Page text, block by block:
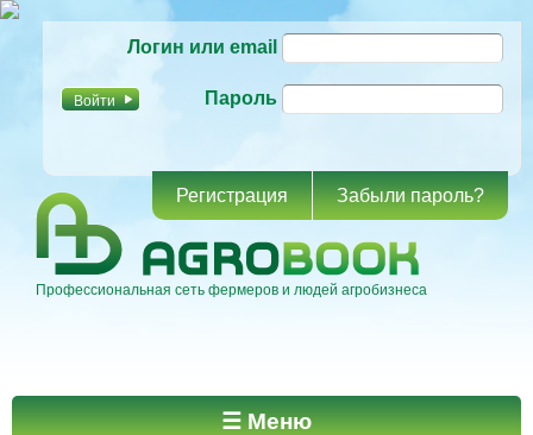
основному
Логин или email
Пароль
Регистрация Забыли пароль?
Профессиональная сеть фермеров и людей агробизнеса
Главное меню ☰ Меню